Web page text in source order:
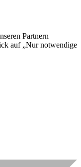
Partnern
auf „Nur notwendige